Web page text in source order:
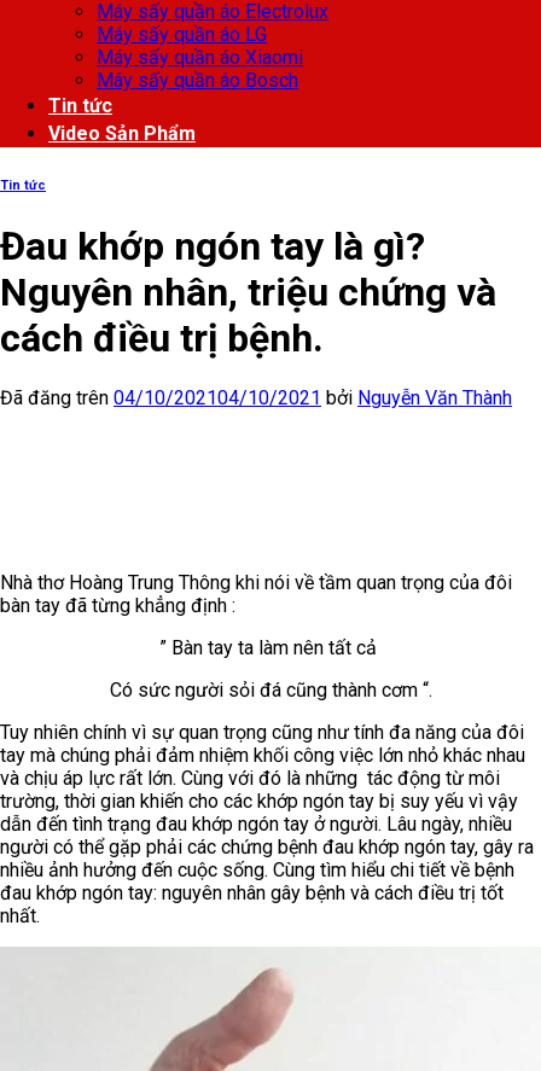
Máy sấy quần áo Electrolux
Máy sấy quần áo LG
Máy sấy quần áo Xiaomi
Máy sấy quần áo Bosch
Tin tức
Video Sản Phẩm
Tin tức
Đau khớp ngón tay là gì?
Nguyên nhân, triệu chứng và
cách điều trị bệnh.
Đã đăng trên 04/10/202104/10/2021 bởi Nguyễn Văn Thành
Nhà thơ Hoàng Trung Thông khi nói về tầm quan trọng của đôi
bàn tay đã từng khẳng định :
” Bàn tay ta làm nên tất cả
Có sức người sỏi đá cũng thành cơm “.
Tuy nhiên chính vì sự quan trọng cũng như tính đa năng của đôi
tay mà chúng phải đảm nhiệm khối công việc lớn nhỏ khác nhau
và chịu áp lực rất lớn. Cùng với đó là những tác động từ môi
trường, thời gian khiến cho các khớp ngón tay bị suy yếu vì vậy
dẫn đến tình trạng đau khớp ngón tay ở người. Lâu ngày, nhiều
người có thể gặp phải các chứng bệnh đau khớp ngón tay, gây ra
nhiều ảnh hưởng đến cuộc sống. Cùng tìm hiểu chi tiết về bệnh
đau khớp ngón tay: nguyên nhân gây bệnh và cách điều trị tốt
nhất.